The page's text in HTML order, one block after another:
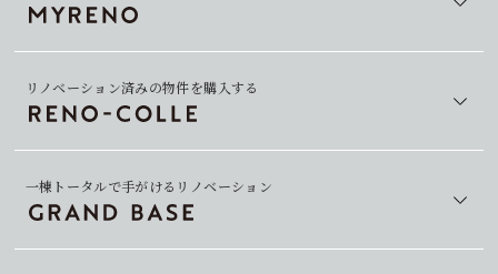
リノベーション済みの物件を購入する
一棟トータルで手がけるリノベーション